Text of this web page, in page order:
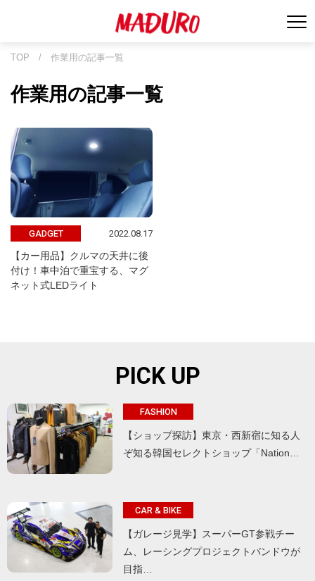
TOP / 作業用の記事一覧
作業用の記事一覧
GADGET 2022.08.17
【カー用品】クルマの天井に後
付け！車中泊で重宝する、マグ
ネット式LEDライト
PICK UP
FASHION
【ショップ探訪】東京・西新宿に知る人
ぞ知る韓国セレクトショップ「Nation…
CAR & BIKE
【ガレージ見学】スーパーGT参戦チー
ム、レーシングプロジェクトバンドウが
目指…